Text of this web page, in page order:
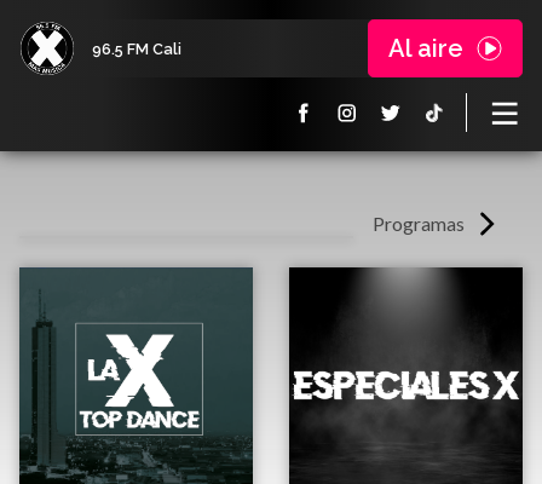
96.5 FM Cali Al aire
Programas